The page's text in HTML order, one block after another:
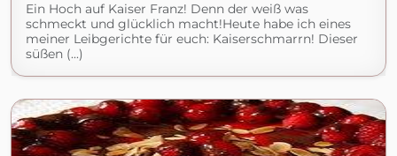
Ein Hoch auf Kaiser Franz! Denn der weiß was
schmeckt und glücklich macht!Heute habe ich eines
meiner Leibgerichte für euch: Kaiserschmarrn! Dieser
süßen (...)